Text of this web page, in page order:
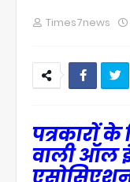
Times7news
पत्रकारों
वाली ऑल